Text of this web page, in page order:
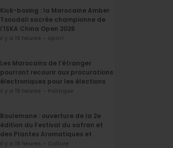
Kick-boxing : la Marocaine Amber
Tsoudali sacrée championne de
l'ISKA China Open 2026
il y a 19 heures - Sport
Les Marocains de l’étranger
pourront recourir aux procurations
électroniques pour les élections
de septembre
il y a 19 heures - Politique
Boulemane : ouverture de la 2e
édition du Festival du safran et
des Plantes Aromatiques et
Médicinales
il y a 19 heures - Culture